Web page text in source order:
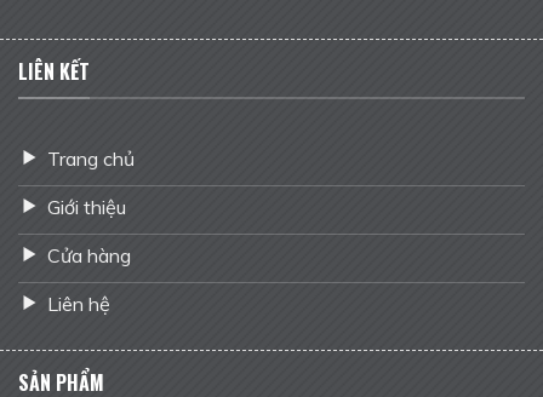
LIÊN KẾT
Trang chủ
Giới thiệu
Cửa hàng
Liên hệ
SẢN PHẨM